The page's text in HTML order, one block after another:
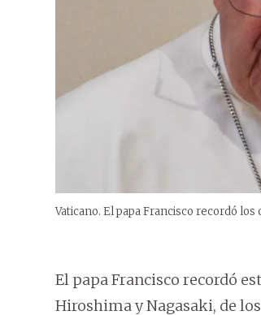
Vaticano. El papa Francisco recordó
El papa Francisco recordó
Hiroshima y Nagasaki, de